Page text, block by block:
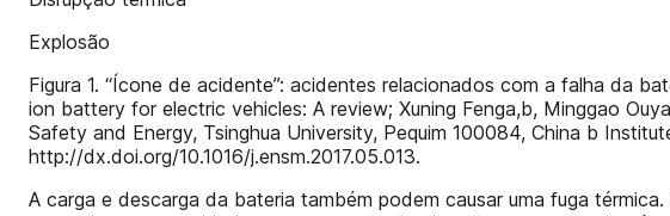
Explosão
Figura 1. “Ícone de acidente”: acidentes relacionados com a falha da
ion battery for electric vehicles: A review; Xuning Fenga,b, Minggao
Safety and Energy, Tsinghua University, Pequim 100084, China b
http://dx.doi.org/10.1016/j.ensm.2017.05.013.
A carga e descarga da bateria também podem causar uma fuga